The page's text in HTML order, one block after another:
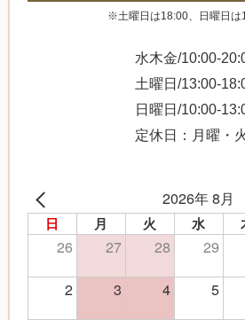
※土曜日は18:00、日曜日は
水木金/10:00-
土曜日/13:00-
日曜日/10:00-
定休日：月曜・
2026年 8月
日 月 火 水
26 27 28 29
2
3 4 5